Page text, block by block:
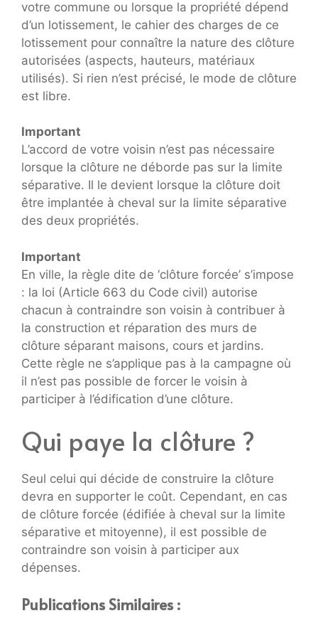
votre commune ou lorsque la propriété dépend
d’un lotissement, le cahier des charges de ce
lotissement pour connaître la nature des clôture
autorisées (aspects, hauteurs, matériaux
utilisés). Si rien n’est précisé, le mode de clôture
est libre.
Important
L’accord de votre voisin n’est pas nécessaire
lorsque la clôture ne déborde pas sur la limite
séparative. Il le devient lorsque la clôture doit
être implantée à cheval sur la limite séparative
des deux propriétés.
Important
En ville, la règle dite de ‘clôture forcée’ s’impose
: la loi (Article 663 du Code civil) autorise
chacun à contraindre son voisin à contribuer à
la construction et réparation des murs de
clôture séparant maisons, cours et jardins.
Cette règle ne s’applique pas à la campagne où
il n’est pas possible de forcer le voisin à
participer à l’édification d’une clôture.
Qui paye la clôture ?
Seul celui qui décide de construire la clôture
devra en supporter le coût. Cependant, en cas
de clôture forcée (édifiée à cheval sur la limite
séparative et mitoyenne), il est possible de
contraindre son voisin à participer aux
dépenses.
Publications Similaires :